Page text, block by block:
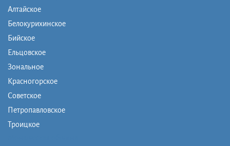
Алтайское
Белокурихинское
Бийское
Ельцовское
Зональное
Красногорское
Советское
Петропавловское
Троицкое